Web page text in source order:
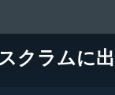
スクラムに